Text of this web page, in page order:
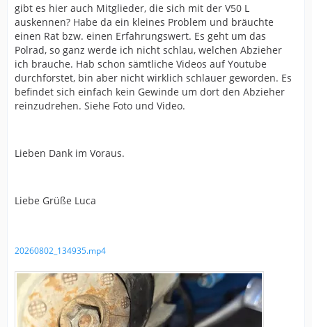
gibt es hier auch Mitglieder, die sich mit der V50 L
auskennen? Habe da ein kleines Problem und bräuchte
einen Rat bzw. einen Erfahrungswert. Es geht um das
Polrad, so ganz werde ich nicht schlau, welchen Abzieher
ich brauche. Hab schon sämtliche Videos auf Youtube
durchforstet, bin aber nicht wirklich schlauer geworden. Es
befindet sich einfach kein Gewinde um dort den Abzieher
reinzudrehen. Siehe Foto und Video.
Lieben Dank im Voraus.
Liebe Grüße Luca
20260802_134935.mp4